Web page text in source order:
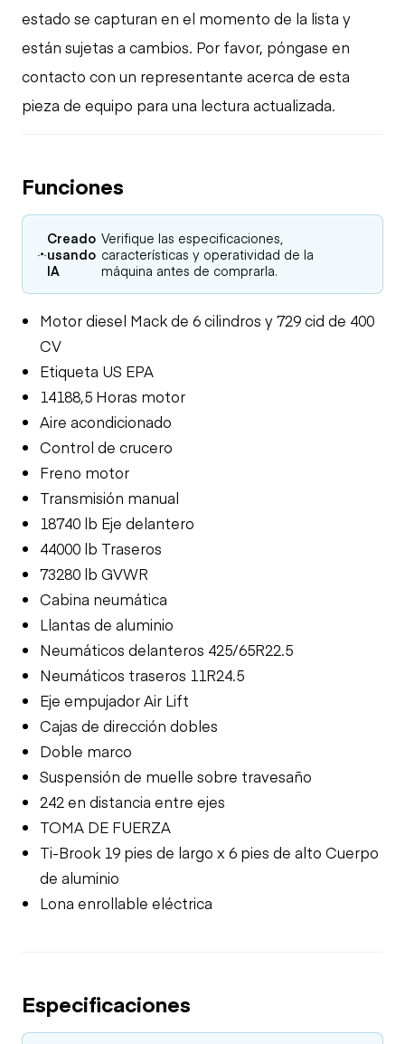
estado se capturan en el momento de la lista y
están sujetas a cambios. Por favor, póngase en
contacto con un representante acerca de esta
pieza de equipo para una lectura actualizada.
Funciones
Creado
usando
IA
Verifique las especificaciones,
características y operatividad de la
máquina antes de comprarla.
Motor diesel Mack de 6 cilindros y 729 cid de 400
CV
Etiqueta US EPA
14188,5 Horas motor
Aire acondicionado
Control de crucero
Freno motor
Transmisión manual
18740 lb Eje delantero
44000 lb Traseros
73280 lb GVWR
Cabina neumática
Llantas de aluminio
Neumáticos delanteros 425/65R22.5
Neumáticos traseros 11R24.5
Eje empujador Air Lift
Cajas de dirección dobles
Doble marco
Suspensión de muelle sobre travesaño
242 en distancia entre ejes
TOMA DE FUERZA
Ti-Brook 19 pies de largo x 6 pies de alto Cuerpo
de aluminio
Lona enrollable eléctrica
Especificaciones